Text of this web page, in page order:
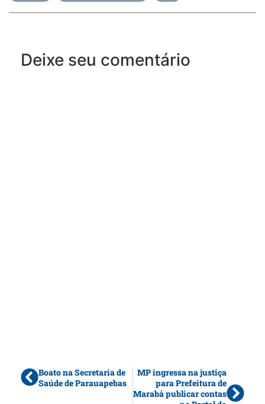
Deixe seu comentário
Boato na Secretaria de
Saúde de Parauapebas
MP ingressa na justiça
para Prefeitura de
Marabá publicar contas